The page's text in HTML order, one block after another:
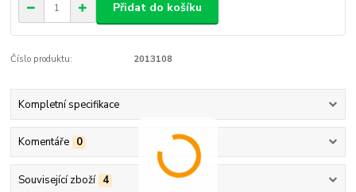
Přidat do košíku
Číslo produktu: 2013108
Kompletní specifikace
Komentáře 0
Související zboží 4